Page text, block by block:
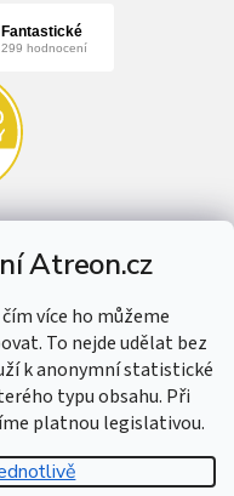
Atreon.cz
více ho můžeme
To nejde udělat bez
k anonymní statistické
typu obsahu. Při
platnou legislativou.